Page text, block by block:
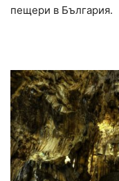
пещери в България.